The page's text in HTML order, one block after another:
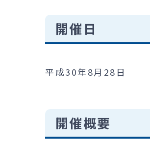
開催日
平成30年8月28日
開催概要